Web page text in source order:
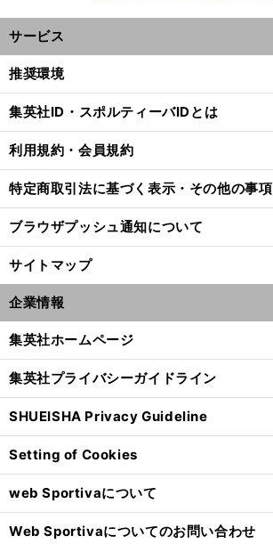
」
サービス
推奨環境
集英社ID・スポルティーバIDとは
利用規約・会員規約
特定商取引法に基づく表示・その他の事項
ブラウザプッシュ通知について
サイトマップ
企業情報
集英社ホームページ
集英社プライバシーガイドライン
SHUEISHA Privacy Guideline
Setting of Cookies
web Sportivaについて
Web Sportivaについてのお問い合わせ